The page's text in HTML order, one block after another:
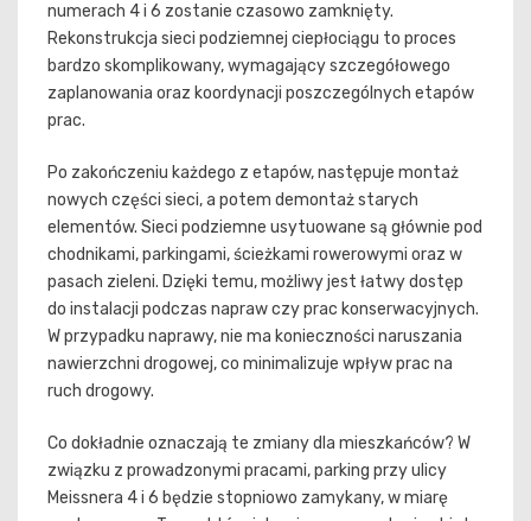
numerach 4 i 6 zostanie czasowo zamknięty.
Rekonstrukcja sieci podziemnej ciepłociągu to proces
bardzo skomplikowany, wymagający szczegółowego
zaplanowania oraz koordynacji poszczególnych etapów
prac.
Po zakończeniu każdego z etapów, następuje montaż
nowych części sieci, a potem demontaż starych
elementów. Sieci podziemne usytuowane są głównie pod
chodnikami, parkingami, ścieżkami rowerowymi oraz w
pasach zieleni. Dzięki temu, możliwy jest łatwy dostęp
do instalacji podczas napraw czy prac konserwacyjnych.
W przypadku naprawy, nie ma konieczności naruszania
nawierzchni drogowej, co minimalizuje wpływ prac na
ruch drogowy.
Co dokładnie oznaczają te zmiany dla mieszkańców? W
związku z prowadzonymi pracami, parking przy ulicy
Meissnera 4 i 6 będzie stopniowo zamykany, w miarę